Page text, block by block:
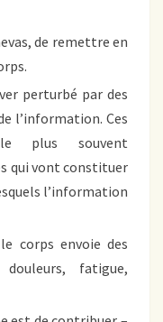
de remettre en
perturbé par des
l’information. Ces
le plus souvent
qui vont constituer
l’information
corps envoie des
fatigue,